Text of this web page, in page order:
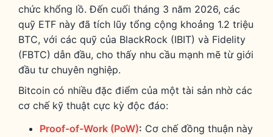
chức khổng lồ. Đến cuối tháng 3 năm 2026, các
quỹ ETF này đã tích lũy tổng cộng khoảng 1.2 triệu
BTC, với các quỹ của BlackRock (IBIT) và Fidelity
(FBTC) dẫn đầu, cho thấy nhu cầu mạnh mẽ từ giới
đầu tư chuyên nghiệp.
Bitcoin có nhiều đặc điểm của một tài sản nhờ các
cơ chế kỹ thuật cực kỳ độc đáo:
Proof-of-Work (PoW): Cơ chế đồng thuận này